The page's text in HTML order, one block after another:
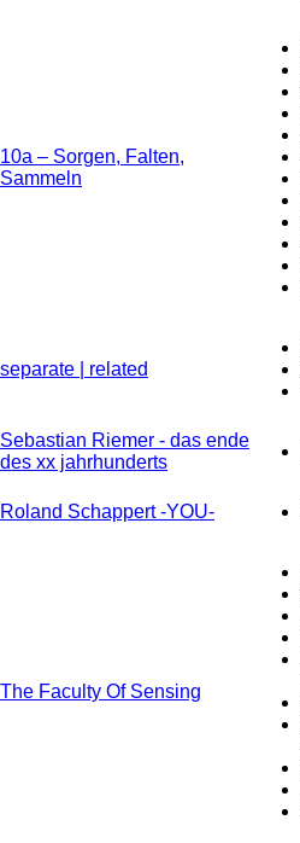
10a – Sorgen, Falten,
Sammeln
separate | related
Sebastian Riemer - das ende
des xx jahrhunderts
Roland Schappert -YOU-
The Faculty Of Sensing